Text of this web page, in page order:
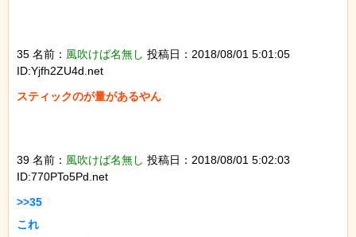
35 名前： 風吹けば名無し 投稿日：2018/08/01 5:01:05
ID:Yjfh2ZU4d.net
スティックのが量があるやん
39 名前： 風吹けば名無し 投稿日：2018/08/01 5:02:03
ID:770PTo5Pd.net
>>35
これ